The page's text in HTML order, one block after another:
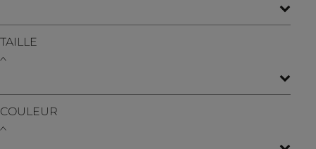
TAILLE
COULEUR